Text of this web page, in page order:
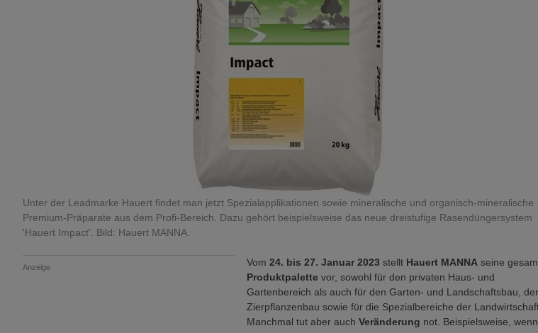
Unter der Leadmarke Hauert findet man jetzt Spezialapplikationen sowie mineralische und organisch-mineralische
Premium-Präparate aus dem Profi-Bereich. Dazu gehört beispielsweise das neue dreistufige Rasendüngersystem
'Hauert Impact'. Bild: Hauert MANNA.
Anzeige Vom 24. bis 27. Januar 2023 stellt Hauert MANNA seine
Produktpalette vor, sowohl für den privaten Haus- und
Gartenbereich als auch für den Garten- und Landschaftsbau,
Zierpflanzenbau sowie für die Spezialbereiche der
Manchmal tut aber auch Veränderung not. Beispielsweise, wenn